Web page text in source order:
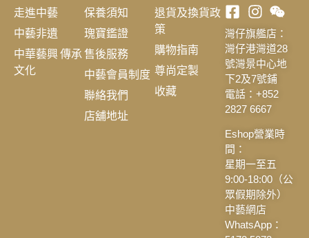
走進中藝
中藝非遺
中華藝興 傳承
文化
保養須知
瑰寶鑑證
售後服務
中藝會員制度
聯絡我們
店舖地址
退貨及換貨政
策
購物指南
尊尚定製
收藏
灣仔旗艦店：
灣仔港灣道28
號灣景中心地
下2及7號鋪
電話：+852
2827 6667
Eshop營業時
間：
星期一至五
9:00-18:00（公
眾假期除外）
中藝網店
WhatsApp：